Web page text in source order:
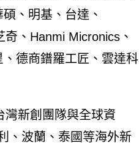
、明基、台達、
、Hanmi Micronics、
德商鐠羅工匠、雲達科
灣新創團隊與全球資
、波蘭、泰國等海外新